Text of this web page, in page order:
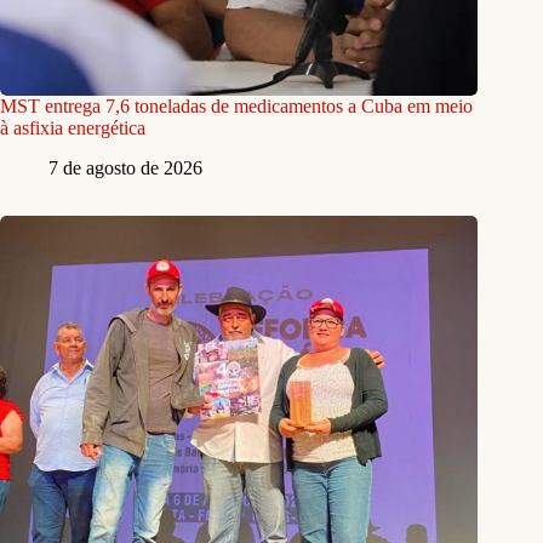
MST entrega 7,6 toneladas de medicamentos a Cuba em meio
à asfixia energética
7 de agosto de 2026